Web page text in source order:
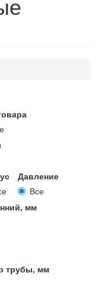
Давление
Все
мм
трубы, мм